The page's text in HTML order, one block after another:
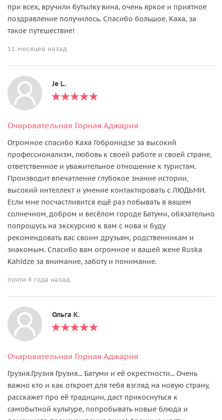
при всех, вручили бутылку вина, очень яркое и приятное
поздравление получилось. Спасибо большое, Каха, за
такое путешествие!
11 месяцев назад
Je L.
Очаровательная Горная Аджария
Огромное спасибо Каха Гобронидзе за высокий
профессионализм, любовь к своей работе и своей стране‚
ответственное и уважительное отношение к туристам.
Производит впечатление глубокое знание истории‚
высокий интеллект и умение контактировать с ЛЮДЬМИ.
Если мне посчастливится ещё раз побывать в вашем
солнечном‚ добром и весёлом городе Батуми, обязательно
попрошусь на экскурсию к вам с нова и буду
рекомендовать вас своим друзьям, родственникам и
знакомым. Спасибо вам огромное и вашей жене Ruska
Kahidze за внимание, заботу и понимание.
почти 4 года назад
Ольга К.
Очаровательная Горная Аджария
Грузия.Грузия Грузия... Батуми и её окрестности... Очень
важно кто и как откроет для тебя взгляд на новую страну,
расскажет про её традиции, даст прикоснуться к
самобытной культуре, попробывать новые блюда и